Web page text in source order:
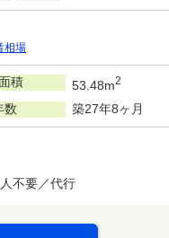
相場
積 53.48m2
数 築27年8ヶ月
不要／代行